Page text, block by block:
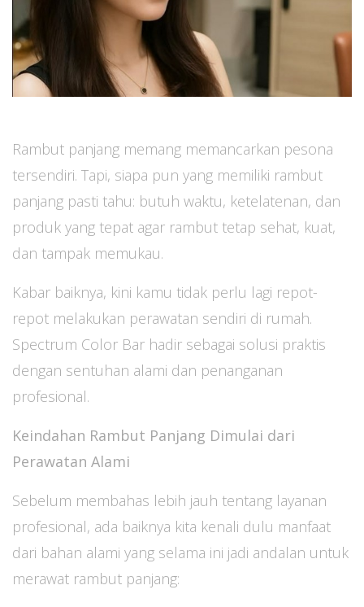
Rambut panjang memang memancarkan pesona
tersendiri. Tapi, siapa pun yang memiliki rambut
panjang pasti tahu: butuh waktu, ketelatenan, dan
produk yang tepat agar rambut tetap sehat, kuat,
dan tampak memukau.
Kabar baiknya, kini kamu tidak perlu lagi repot-
repot melakukan perawatan sendiri di rumah.
Spectrum Color Bar hadir sebagai solusi praktis
dengan sentuhan alami dan penanganan
profesional.
Keindahan Rambut Panjang Dimulai dari
Perawatan Alami
Sebelum membahas lebih jauh tentang layanan
profesional, ada baiknya kita kenali dulu manfaat
dari bahan alami yang selama ini jadi andalan untuk
merawat rambut panjang: